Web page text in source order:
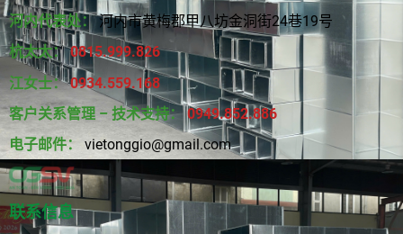
河内代表处：河内市黄梅郡甲八坊金洞街24巷19号
杭太太： 0815.999.826
江女士： 0934.559.168
客户关系管理 – 技术支持： 0949.852.886
电子邮件： vietonggio@gmail.com
联系信息